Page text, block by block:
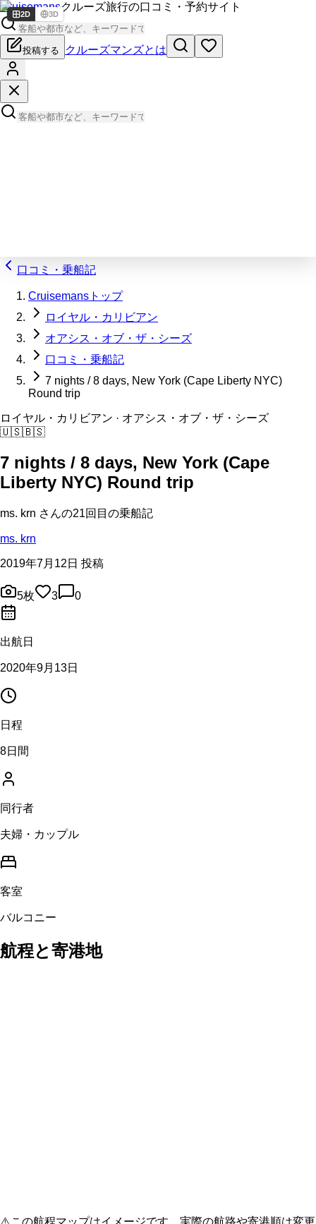
Cruisemansクルーズ旅行の口コミ・予約サイト
投稿する クルーズマンズとは
口コミ・乗船記
Cruisemansトップ
ロイヤル・カリビアン
オアシス・オブ・ザ・シーズ
口コミ・乗船記
7 nights / 8 days, New York (Cape Liberty NYC)
Round trip
ロイヤル・カリビアン · オアシス・オブ・ザ・シーズ
🇺🇸🇧🇸
7 nights / 8 days, New York (Cape
Liberty NYC) Round trip
ms. krn さんの21回目の乗船記
ms. krn
2019年7月12日 投稿
5枚 3 0
出航日
2020年9月13日
日程
8日間
同行者
夫婦・カップル
客室
バルコニー
航程と寄港地
2D 3D
⚠️この航程マップはイメージです。実際の航路や寄港順は変更